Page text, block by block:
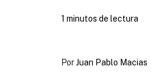
PorJuan Pablo Macias
1 minutos de lectura